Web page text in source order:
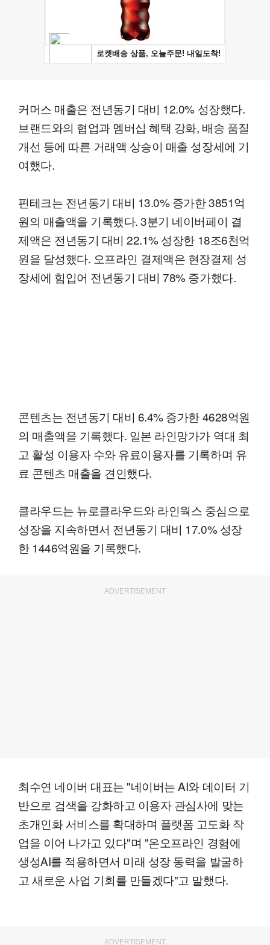
커머스 매출은 전년동기 대비 12.0% 성장했다.
브랜드와의 협업과 멤버십 혜택 강화, 배송 품질
개선 등에 따른 거래액 상승이 매출 성장세에 기
여했다.
핀테크는 전년동기 대비 13.0% 증가한 3851억
원의 매출액을 기록했다. 3분기 네이버페이 결
제액은 전년동기 대비 22.1% 성장한 18조6천억
원을 달성했다. 오프라인 결제액은 현장결제 성
장세에 힘입어 전년동기 대비 78% 증가했다.
콘텐츠는 전년동기 대비 6.4% 증가한 4628억원
의 매출액을 기록했다. 일본 라인망가가 역대 최
고 활성 이용자 수와 유료이용자를 기록하며 유
료 콘텐츠 매출을 견인했다.
클라우드는 뉴로클라우드와 라인웍스 중심으로
성장을 지속하면서 전년동기 대비 17.0% 성장
한 1446억원을 기록했다.
ADVERTISEMENT
최수연 네이버 대표는 "네이버는 AI와 데이터 기
반으로 검색을 강화하고 이용자 관심사에 맞는
초개인화 서비스를 확대하며 플랫폼 고도화 작
업을 이어 나가고 있다"며 "온오프라인 경험에
생성AI를 적용하면서 미래 성장 동력을 발굴하
고 새로운 사업 기회를 만들겠다"고 말했다.
ADVERTISEMENT